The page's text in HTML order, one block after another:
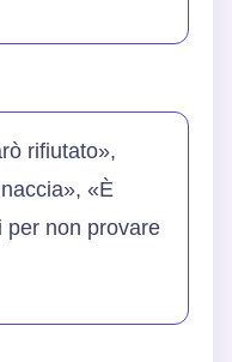
rifiutato»,
«È
per non provare